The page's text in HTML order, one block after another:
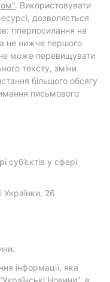
. Використовувати
дозволяється
гіперпосилання на
не нижче першого
може перевищувати
тексту, зміни
більшого обсягу
письмового
суб’єктів у сфері
26
інформації, яка
Новини", в